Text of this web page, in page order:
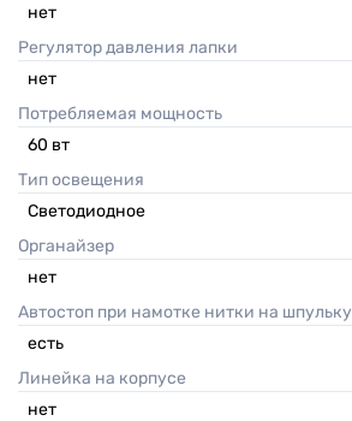
нет
Регулятор давления лапки
нет
Потребляемая мощность
60 вт
Тип освещения
Светодиодное
Органайзер
нет
Автостоп при намотке нитки на шпульку
есть
Линейка на корпусе
нет